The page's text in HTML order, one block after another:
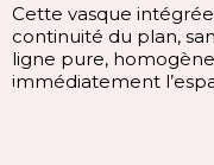
Cette vasque
continuité du plan,
ligne pure,
immédiatement